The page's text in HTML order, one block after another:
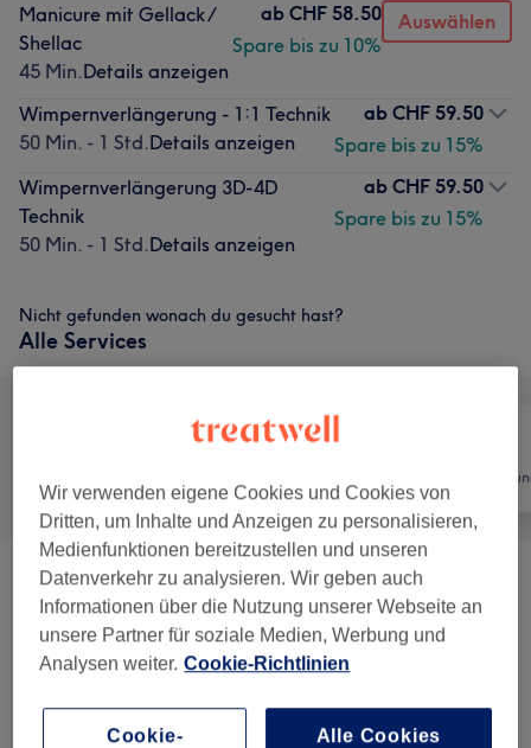
Manicure mit Gellack /
Shellac
45 Min.Details anzeigen
ab CHF 58.50
Spare bis zu 10%
Auswählen
Wimpernverlängerung - 1:1 Technik
50 Min. - 1 Std.Details anzeigen
ab CHF 59.50
Spare bis zu 15%
Wimpernverlängerung 3D-4D
Technik
50 Min. - 1 Std.Details anzeigen
ab CHF 59.50
Spare bis zu 15%
Nicht gefunden wonach du gesucht hast?
Alle Services
Manicure & Pedicure (6) ab CHF 10
Nagelmodellage (4 ) ab CHF 10
Nagelmodellage Für Schüler (bis
16J.) & Studenten (mit
ab CHF 59.50
Wir verwenden eigene Cookies und Cookies von
Dritten, um Inhalte und Anzeigen zu personalisieren,
Medienfunktionen bereitzustellen und unseren
Datenverkehr zu analysieren. Wir geben auch
Informationen über die Nutzung unserer Webseite an
unsere Partner für soziale Medien, Werbung und
Analysen weiter. Cookie-Richtlinien
Alle Cookies
Cookie-